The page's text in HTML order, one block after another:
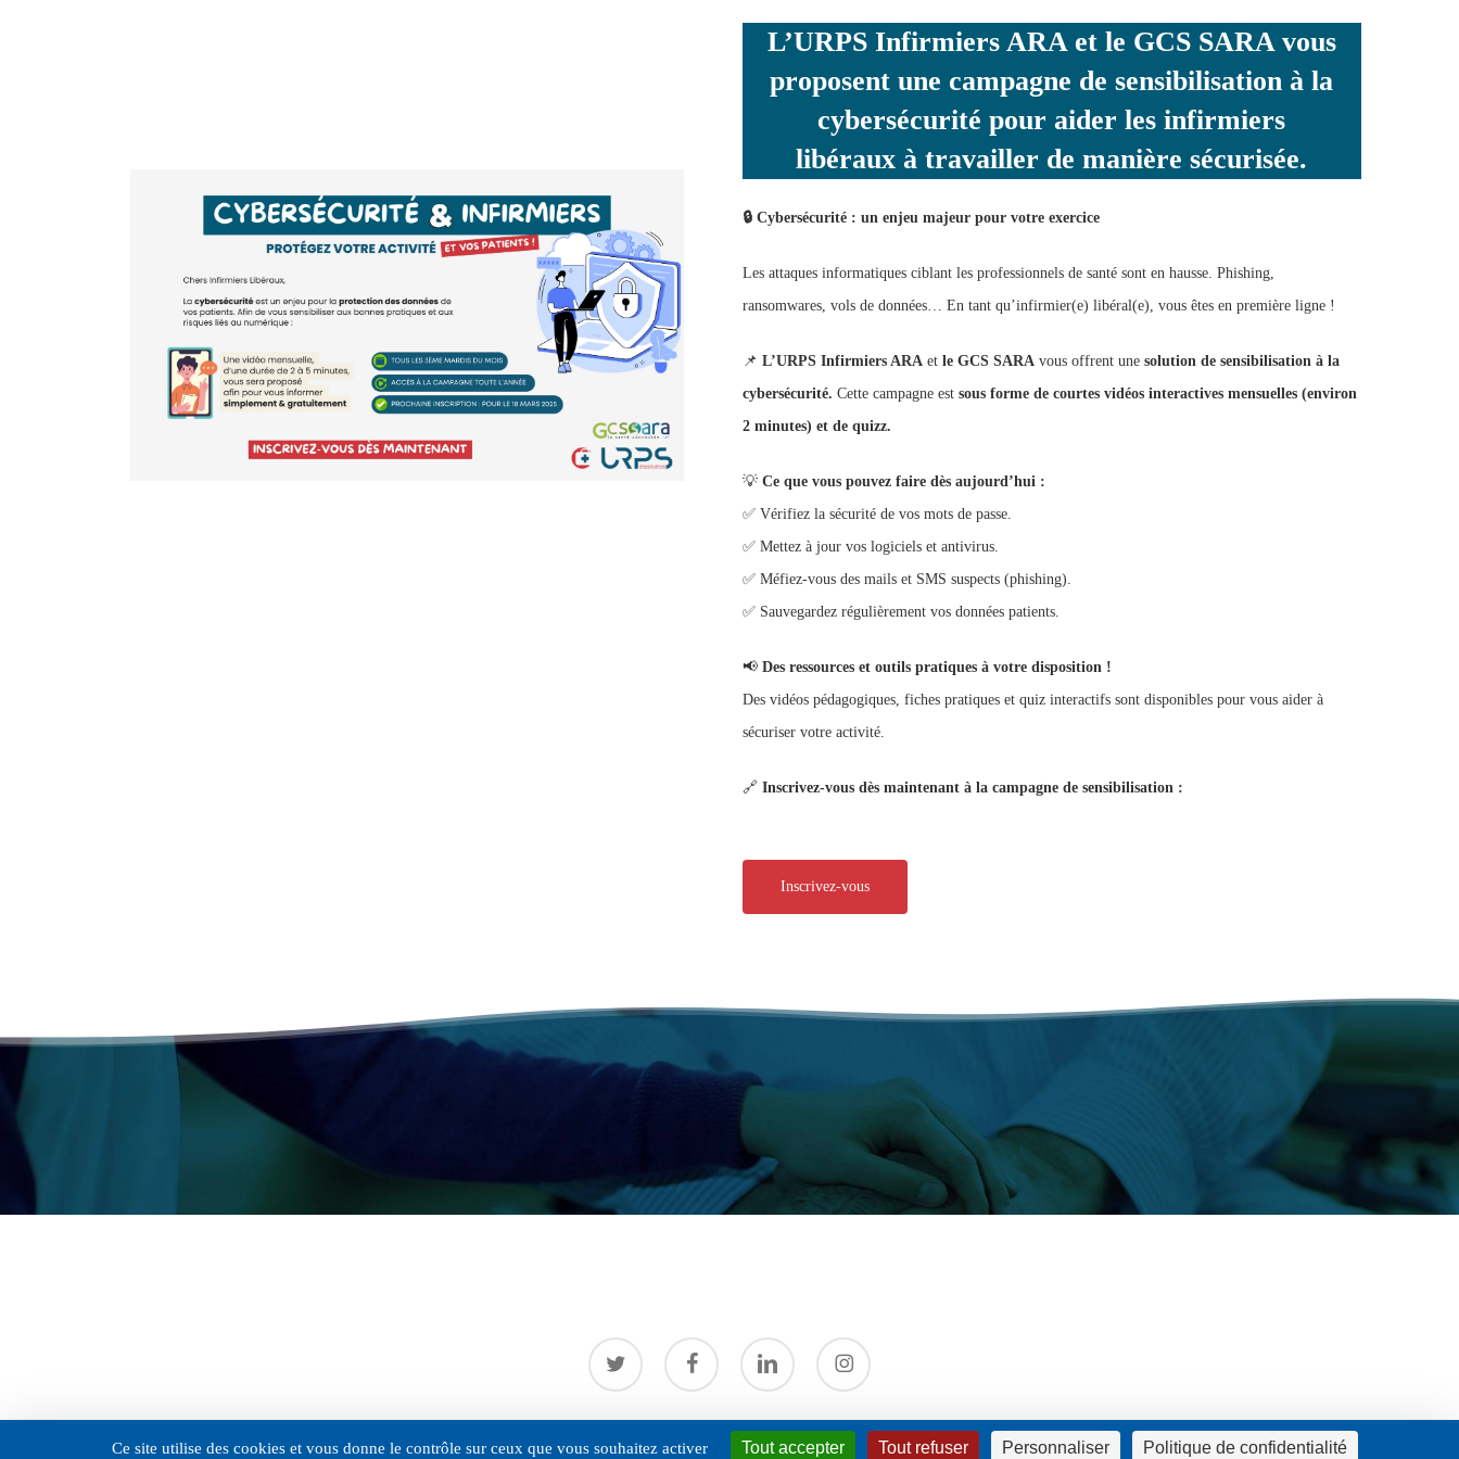
L’URPS Infirmiers ARA et le GCS SARA vous
proposent une campagne de sensibilisation à la
cybersécurité pour aider les infirmiers
libéraux à travailler de manière sécurisée.
🔒Cybersécurité : un enjeu majeur pour votre exercice
Les attaques informatiques ciblant les professionnels de santé sont en hausse. Phishing,
ransomwares, vols de données… En tant qu’infirmier(e) libéral(e), vous êtes en première ligne !
📌 L’URPS Infirmiers ARAet le GCS SARAvous offrent une solution de sensibilisation à la
cybersécurité. Cette campagne est sous forme de courtes vidéos interactives mensuelles (environ
2 minutes) et de quizz.
💡 Ce que vous pouvez faire dès aujourd’hui :
✅ Vérifiez la sécurité de vos mots de passe.
✅ Mettez à jour vos logiciels et antivirus.
✅ Méfiez-vous des mails et SMS suspects (phishing).
✅ Sauvegardez régulièrement vos données patients.
📢 Des ressources et outils pratiques à votre disposition !
Des vidéos pédagogiques, fiches pratiques et quiz interactifs sont disponibles pour vous aider à
sécuriser votre activité.
🔗 Inscrivez-vous dès maintenant à la campagne de sensibilisation :
Inscrivez-vous
twitter facebook linkedin instagram
© 2026 URPS - Infirmiers libéraux Auvergne Rhône-Alpes. |mentions légales|Politique de confidentialité
Ce site utilise des cookies et vous donne le contrôle sur ceux que vous souhaitez activer Tout accepter Tout refuser Personnaliser Politique de confidentialité